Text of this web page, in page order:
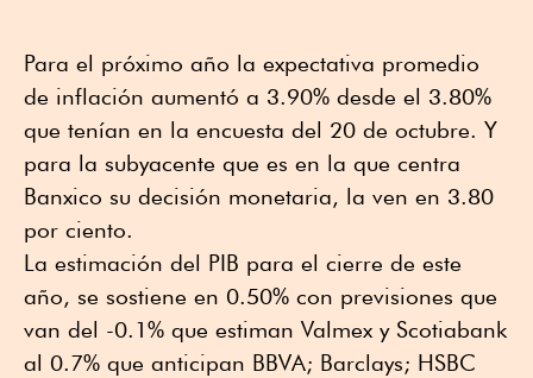
Para el próximo año la expectativa promedio
de inflación aumentó a 3.90% desde el 3.80%
que tenían en la encuesta del 20 de octubre. Y
para la subyacente que es en la que centra
Banxico su decisión monetaria, la ven en 3.80
por ciento.
La estimación del PIB para el cierre de este
año, se sostiene en 0.50% con previsiones que
van del -0.1% que estiman Valmex y Scotiabank
al 0.7% que anticipan BBVA; Barclays; HSBC